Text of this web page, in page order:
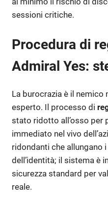
sessioni critiche.
Procedura di
Admiral Yes:
La burocrazia è il
esperto. Il processo di
stato ridotto all’osso per
immediato nel vivo
ridondanti che allungano
dell’identità; il sistema è
sicurezza standard per
reale.